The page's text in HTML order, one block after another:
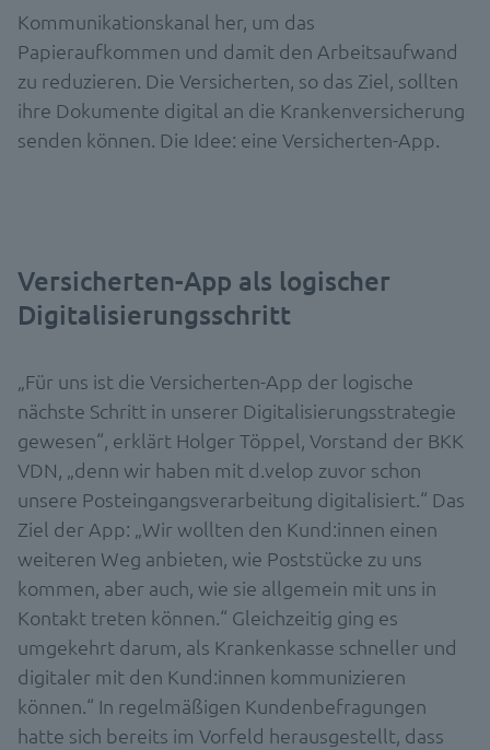
Kommunikationskanal her, um das
Papieraufkommen und damit den Arbeitsaufwand
zu reduzieren. Die Versicherten, so das Ziel, sollten
ihre Dokumente digital an die Krankenversicherung
senden können. Die Idee: eine Versicherten-App.
Versicherten-App als logischer
Digitalisierungsschritt
„Für uns ist die Versicherten-App der logische
nächste Schritt in unserer Digitalisierungsstrategie
gewesen“, erklärt Holger Töppel, Vorstand der BKK
VDN, „denn wir haben mit d.velop zuvor schon
unsere Posteingangsverarbeitung digitalisiert.“ Das
Ziel der App: „Wir wollten den Kund:innen einen
weiteren Weg anbieten, wie Poststücke zu uns
kommen, aber auch, wie sie allgemein mit uns in
Kontakt treten können.“ Gleichzeitig ging es
umgekehrt darum, als Krankenkasse schneller und
digitaler mit den Kund:innen kommunizieren
können.“ In regelmäßigen Kundenbefragungen
hatte sich bereits im Vorfeld herausgestellt, dass